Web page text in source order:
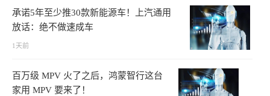
承诺5年至少推30款新能源车！上汽通用
放话：绝不做速成车
1天前
百万级 MPV 火了之后，鸿蒙智行这台
家用 MPV 要来了！